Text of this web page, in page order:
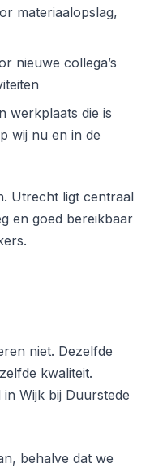
materiaalopslag,
nieuwe collega’s
werkplaats die is
wij nu en in de
Utrecht ligt centraal
en goed bereikbaar
niet. Dezelfde
kwaliteit.
Wijk bij Duurstede
behalve dat we